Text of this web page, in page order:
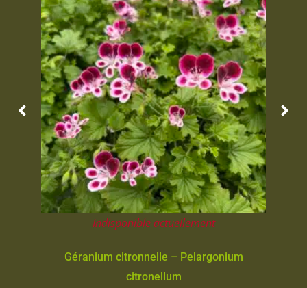
Indisponible actuellement
Géranium citronnelle – Pelargonium
citronellum